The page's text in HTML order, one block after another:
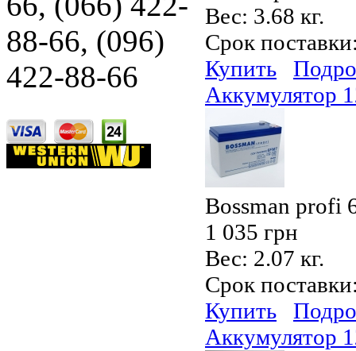
Вес: 3.68 кг.
Срок
Купить
Аккумулятор
Bossman profi
1 035 грн
Вес: 2.07 кг.
Срок
Купить
Аккумулятор
88-66, (096)
422-88-66